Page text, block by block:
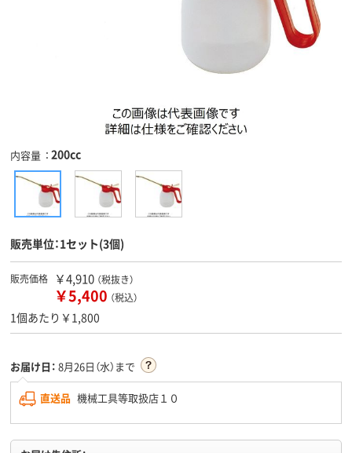
内容量 200cc
販売単位：1セット(3個)
販売価格 ￥4,910 （税抜き）
￥5,400 （税込）
1個あたり￥1,800
お届け日： 8月26日（水）まで
直送品 機械工具等取扱店１０